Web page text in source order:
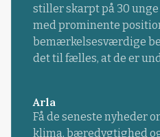
stiller skarpt på 30
med prominente
bemærkelsesværdige
det til fælles, at de er
Arla
Få de seneste nyheder
klima, bæredygtighed